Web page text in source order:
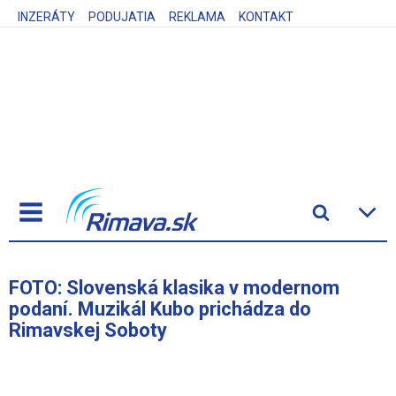
INZERÁTY PODUJATIA REKLAMA KONTAKT
FOTO: Slovenská klasika v modernom
podaní. Muzikál Kubo prichádza do
Rimavskej Soboty